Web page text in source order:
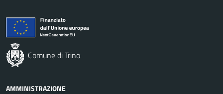
Comune di Trino
AMMINISTRAZIONE